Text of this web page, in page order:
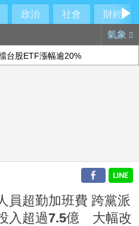
政治 社會
財經
氣象
台股ETF漲幅逾20%
員超勤加班費 跨黨派
入超過7.5億 大幅改